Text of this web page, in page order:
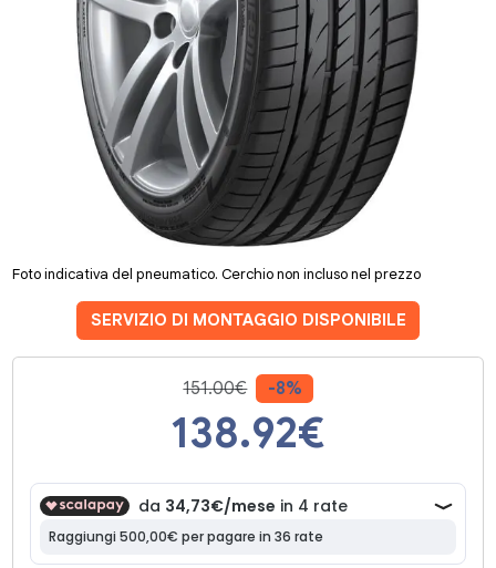
Foto indicativa del pneumatico. Cerchio non incluso nel prezzo
SERVIZIO DI MONTAGGIO DISPONIBILE
151.00€ -8%
138.92€